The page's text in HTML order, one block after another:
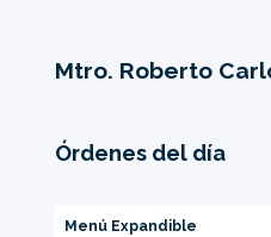
Mtro. Roberto
Órdenes del día
Menú Expandible